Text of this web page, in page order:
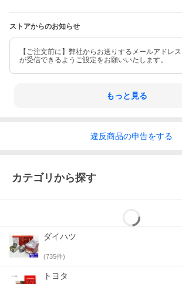
ストアからのお知らせ
【ご注文前に】弊社からお送りするメールアドレ
が受信できるようご設定をお願いいたします。
もっと見る
違反商品の申告をする
カテゴリから探す
ダイハツ
(735件)
トヨタ